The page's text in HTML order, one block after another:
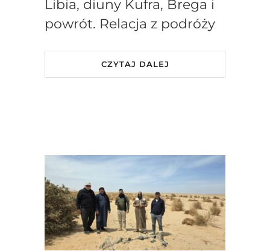
Libia, diuny Kufra, Brega i
powrót. Relacja z podróży
CZYTAJ DALEJ